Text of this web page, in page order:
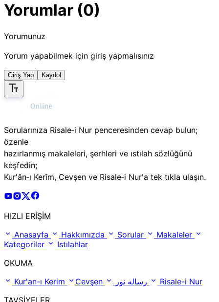
Yorumlar (0)
Yorumunuz
Yorum yapabilmek için giriş yapmalısınız
Giriş Yap Kaydol
Sorularınıza Risale‑i Nur penceresinden cevap bulun;
özenle
hazırlanmış makaleleri, şerhleri ve ıstılah sözlüğünü
keşfedin;
Kur'ân‑ı Kerîm, Cevşen ve Risale‑i Nur'a tek tıkla ulaşın.
Risale Online Youtube Hesabı
Risale Online Instagram Hesabı
Risale Online X Hesabı
HIZLI ERİŞİM
Anasayfa
Hakkımızda Sorular
Makaleler
Kategoriler
Istılahlar
OKUMA
Kur'an-ı Kerim
Cevşen
Risale-i Nur
TAVSİYELER